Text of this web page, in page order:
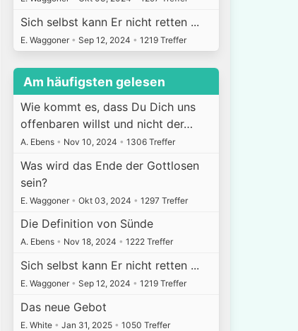
Sich selbst kann Er nicht retten ...
E. Waggoner • Sep 12, 2024 • 1219 Treffer
Am häufigsten gelesen
Wie kommt es, dass Du Dich uns
offenbaren willst und nicht der…
A. Ebens • Nov 10, 2024 • 1306 Treffer
Was wird das Ende der Gottlosen
sein?
E. Waggoner • Okt 03, 2024 • 1297 Treffer
Die Definition von Sünde
A. Ebens • Nov 18, 2024 • 1222 Treffer
Sich selbst kann Er nicht retten ...
E. Waggoner • Sep 12, 2024 • 1219 Treffer
Das neue Gebot
E. White • Jan 31, 2025 • 1050 Treffer